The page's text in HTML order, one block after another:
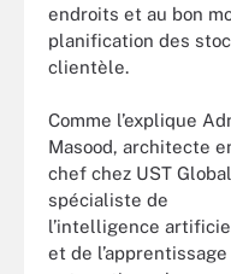
endroits et au bon
planification des
clientèle.
Comme l’explique
Masood, architecte
chef chez UST
spécialiste de
l’intelligence
et de l’apprentissage